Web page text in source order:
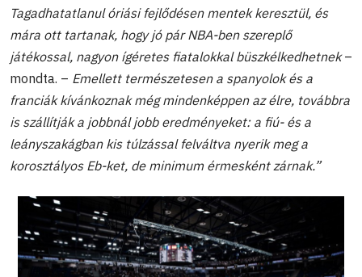
Tagadhatatlanul óriási fejlődésen mentek keresztül, és
mára ott tartanak, hogy jó pár NBA-ben szereplő
játékossal, nagyon ígéretes fiatalokkal büszkélkedhetnek–
mondta. – Emellett természetesen a spanyolok és a
franciák kívánkoznak még mindenképpen az élre, továbbra
is szállítják a jobbnál jobb eredményeket: a fiú- és a
leányszakágban kis túlzással felváltva nyerik meg a
korosztályos Eb-ket, de minimum érmesként zárnak.”